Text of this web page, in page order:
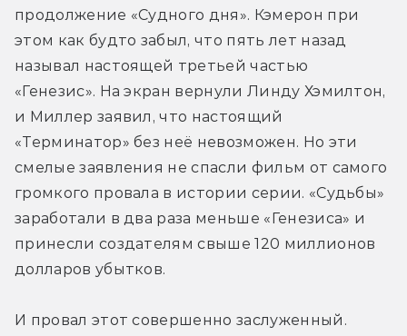
продолжение «Судного дня». Кэмерон при
этом как будто забыл, что пять лет назад
называл настоящей третьей частью
«Генезис». На экран вернули Линду Хэмилтон,
и Миллер заявил, что настоящий
«Терминатор» без неё невозможен. Но эти
смелые заявления не спасли фильм от самого
громкого провала в истории серии. «Судьбы»
заработали в два раза меньше «Генезиса» и
принесли создателям свыше 120 миллионов
долларов убытков.
И провал этот совершенно заслуженный.